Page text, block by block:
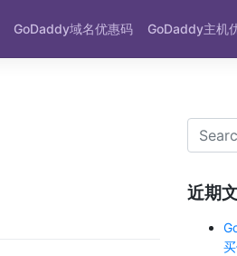
GoDaddy域名优惠码 GoDaddy主机
近期